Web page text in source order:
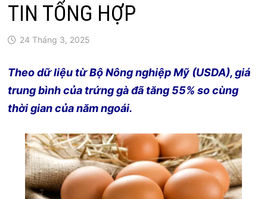
TIN TỔNG HỢP
24 Tháng 3, 2025
Theo dữ liệu từ Bộ Nông nghiệp Mỹ (USDA), giá
trung bình của trứng gà đã tăng 55% so cùng
thời gian của năm ngoái.